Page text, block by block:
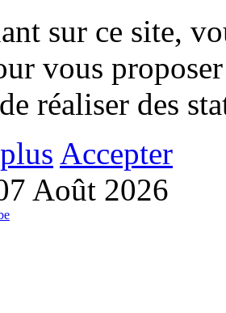
sur ce site,
vous
réaliser des
Accepter
Août 2026